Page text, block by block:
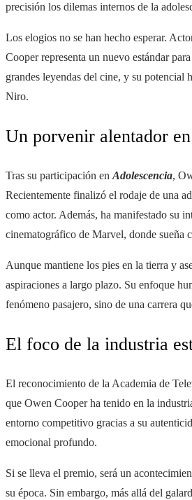
precisión los dilemas internos de la
Los elogios no se han hecho esperar.
Cooper representa un nuevo estándar
grandes leyendas del cine, y su potencial
Niro.
Un porvenir alentador
Tras su participación en Adolescencia,
Recientemente finalizó el rodaje de una
como actor. Además, ha manifestado su
cinematográfico de Marvel, donde sueña
Aunque mantiene los pies en la tierra y
aspiraciones a largo plazo. Su enfoque
fenómeno pasajero, sino de una carrera
El foco de la industria
El reconocimiento de la Academia de
que Owen Cooper ha tenido en la
entorno competitivo gracias a su
emocional profundo.
Si se lleva el premio, será un
su época. Sin embargo, más allá del